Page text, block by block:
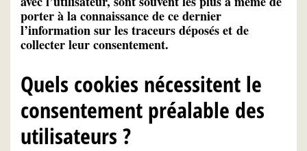
porter à la connaissance de ce dernier
l’information sur les traceurs déposés et de
collecter leur consentement.
Quels cookies nécessitent le
consentement préalable des
utilisateurs ?